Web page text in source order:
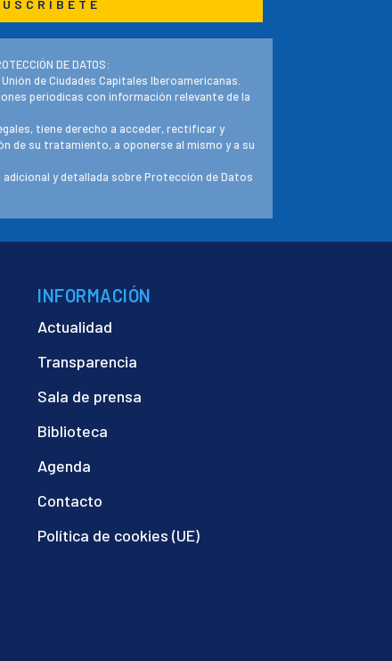
DE DATOS:
:Unión de Ciudades Capitales Iberoamericanas.
periodicas con información relevante de la
tiene derecho a acceder, rectificar y
de su tratamiento, a oponerse al mismo y a su
y detallada sobre Protección de Datos
INFORMACIÓN
Actualidad
Transparencia
Sala de prensa
Biblioteca
Agenda
Contacto
Política de cookies (UE)